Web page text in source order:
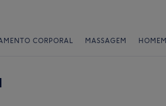
CORPORAL MASSAGEM HOMEM